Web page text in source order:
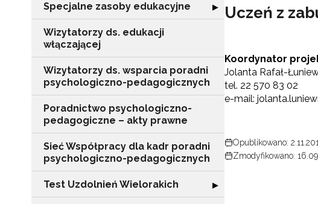
Specjalne zasoby edukacyjne Rozwiń sekcję "Specjalne
▶
Wizytatorzy ds. edukacji
włączającej
Wizytatorzy ds. wsparcia poradni
psychologiczno-pedagogicznych
Poradnictwo psychologiczno-
pedagogiczne – akty prawne
Sieć Współpracy dla kadr poradni
psychologiczno-pedagogicznych
Test Uzdolnień Wielorakich Rozwiń sekcję "Test
▶
Uczeń z
Koordynator
Jolanta Rafał-
tel. 22 570 83 02
e-mail:
Opublikowano:
Zmodyfikowano: